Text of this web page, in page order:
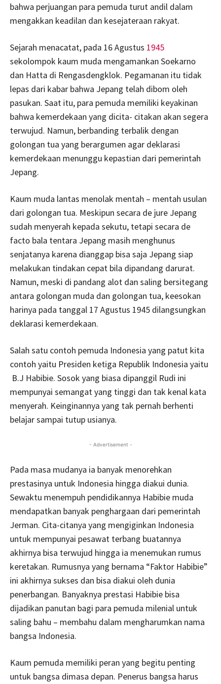
bahwa perjuangan para pemuda turut andil dalam
mengakkan keadilan dan kesejateraan rakyat.
Sejarah menacatat, pada 16 Agustus 1945
sekolompok kaum muda mengamankan Soekarno
dan Hatta di Rengasdengklok. Pegamanan itu tidak
lepas dari kabar bahwa Jepang telah dibom oleh
pasukan. Saat itu, para pemuda memiliki keyakinan
bahwa kemerdekaan yang dicita- citakan akan segera
terwujud. Namun, berbanding terbalik dengan
golongan tua yang berargumen agar deklarasi
kemerdekaan menunggu kepastian dari pemerintah
Jepang.
Kaum muda lantas menolak mentah – mentah usulan
dari golongan tua. Meskipun secara de jure Jepang
sudah menyerah kepada sekutu, tetapi secara de
facto bala tentara Jepang masih menghunus
senjatanya karena dianggap bisa saja Jepang siap
melakukan tindakan cepat bila dipandang darurat.
Namun, meski di pandang alot dan saling bersitegang
antara golongan muda dan golongan tua, keesokan
harinya pada tanggal 17 Agustus 1945 dilangsungkan
deklarasi kemerdekaan.
Salah satu contoh pemuda Indonesia yang patut kita
contoh yaitu Presiden ketiga Republik Indonesia yaitu
B.J Habibie. Sosok yang biasa dipanggil Rudi ini
mempunyai semangat yang tinggi dan tak kenal kata
menyerah. Keinginannya yang tak pernah berhenti
belajar sampai tutup usianya.
- Advertisement -
Pada masa mudanya ia banyak menorehkan
prestasinya untuk Indonesia hingga diakui dunia.
Sewaktu menempuh pendidikannya Habibie muda
mendapatkan banyak penghargaan dari pemerintah
Jerman. Cita-citanya yang mengiginkan Indonesia
untuk mempunyai pesawat terbang buatannya
akhirnya bisa terwujud hingga ia menemukan rumus
keretakan. Rumusnya yang bernama “Faktor Habibie”
ini akhirnya sukses dan bisa diakui oleh dunia
penerbangan. Banyaknya prestasi Habibie bisa
dijadikan panutan bagi para pemuda milenial untuk
saling bahu – membahu dalam mengharumkan nama
bangsa Indonesia.
Kaum pemuda memiliki peran yang begitu penting
untuk bangsa dimasa depan. Penerus bangsa harus